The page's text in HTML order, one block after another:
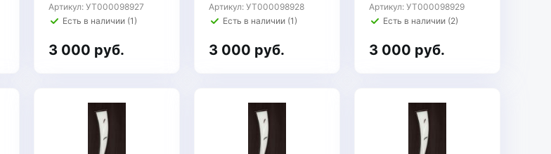
Артикул: УТ000098927
Есть в наличии (1)
3 000 руб.
Артикул: УТ000098928
Есть в наличии (1)
3 000 руб.
Артикул: УТ000098929
Есть в наличии (2)
3 000 руб.